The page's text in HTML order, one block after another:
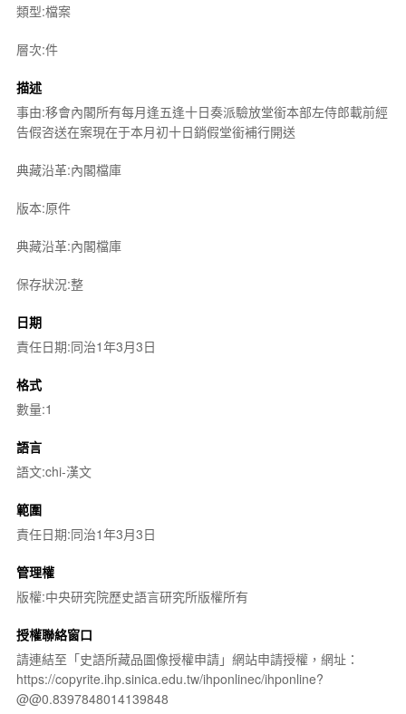
類型:檔案
層次:件
描述
事由:移會內閣所有每月逢五逢十日奏派驗放堂銜本部左侍郎載前經
告假咨送在案現在于本月初十日銷假堂銜補行開送
典藏沿革:內閣檔庫
版本:原件
典藏沿革:內閣檔庫
保存狀況:整
日期
責任日期:同治1年3月3日
格式
數量:1
語言
語文:chi-漢文
範圍
責任日期:同治1年3月3日
管理權
版權:中央研究院歷史語言研究所版權所有
授權聯絡窗口
請連結至「史語所藏品圖像授權申請」網站申請授權，網址：
https://copyrite.ihp.sinica.edu.tw/ihponlinec/ihponline?
@@0.8397848014139848